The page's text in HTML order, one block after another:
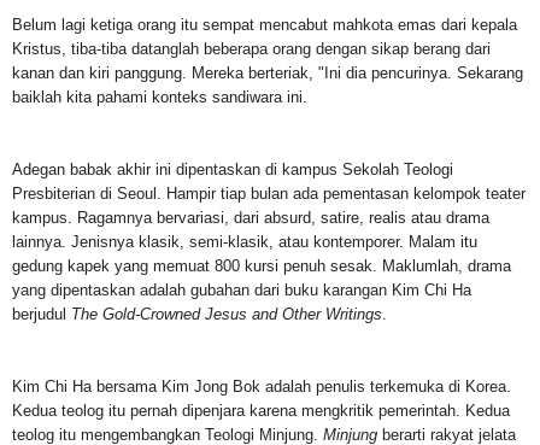
Belum lagi ketiga orang itu sempat mencabut mahkota emas dari kepala
Kristus, tiba-tiba datanglah beberapa orang dengan sikap berang dari
kanan dan kiri panggung. Mereka berteriak, "Ini dia pencurinya. Sekarang
baiklah kita pahami konteks sandiwara ini.
Adegan babak akhir ini dipentaskan di kampus Sekolah Teologi
Presbiterian di Seoul. Hampir tiap bulan ada pementasan kelompok teater
kampus. Ragamnya bervariasi, dari absurd, satire, realis atau drama
lainnya. Jenisnya klasik, semi-klasik, atau kontemporer. Malam itu
gedung kapek yang memuat 800 kursi penuh sesak. Maklumlah, drama
yang dipentaskan adalah gubahan dari buku karangan Kim Chi Ha
berjudul The Gold-Crowned Jesus and Other Writings
Kim Chi Ha bersama Kim Jong Bok adalah penulis terkemuka di Korea.
Kedua teolog itu pernah dipenjara karena mengkritik pemerintah. Kedua
teolog itu mengembangkan Teologi Minjung. Minjung berarti rakyat jelata